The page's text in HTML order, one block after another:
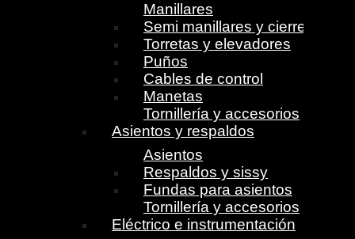
Manillares
Semi manillares y cierres
Torretas y elevadores
Puños
Cables de control
Manetas
Tornillería y accesorios
Asientos y respaldos
Asientos
Respaldos y sissy
Fundas para asientos
Tornillería y accesorios
Eléctrico e instrumentación